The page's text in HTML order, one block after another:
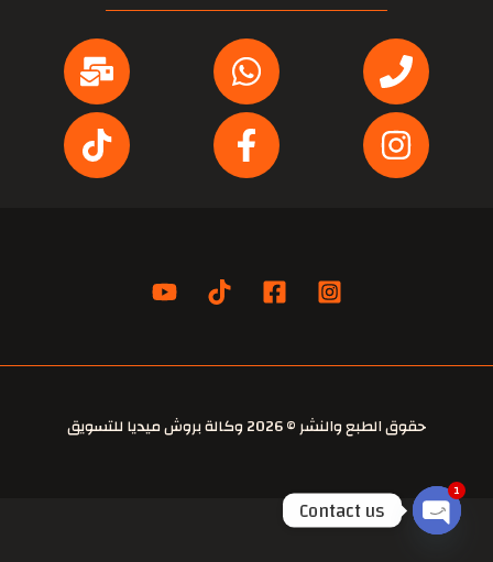
حقوق الطبع والنشر © 2026 وكالة بروش ميديا للتسويق
Contact us
OPEN
1